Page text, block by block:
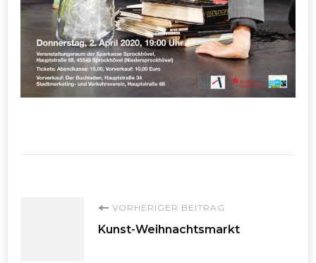
Beitragsnavigation
VORHERIGER BEITRAG
Kunst-Weihnachtsmarkt